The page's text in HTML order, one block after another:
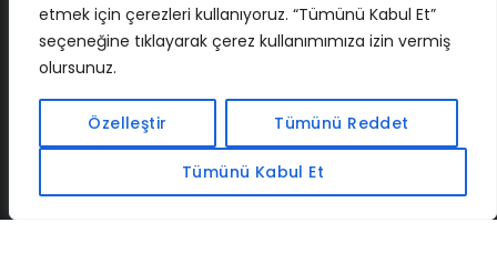
etmek için çerezleri kullanıyoruz. “Tümünü Kabul Et”
seçeneğine tıklayarak çerez kullanımımıza izin vermiş
olursunuz.
Özelleştir Tümünü Reddet
Tümünü Kabul Et
İLETIŞIM BAF CADSOFTUSA MAXIMUMPCGUIDES